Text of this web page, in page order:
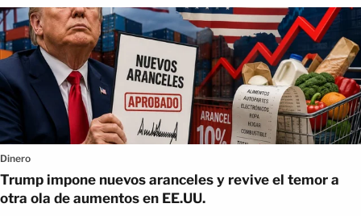
Dinero
Trump impone nuevos aranceles y revive el temor a
otra ola de aumentos en EE.UU.